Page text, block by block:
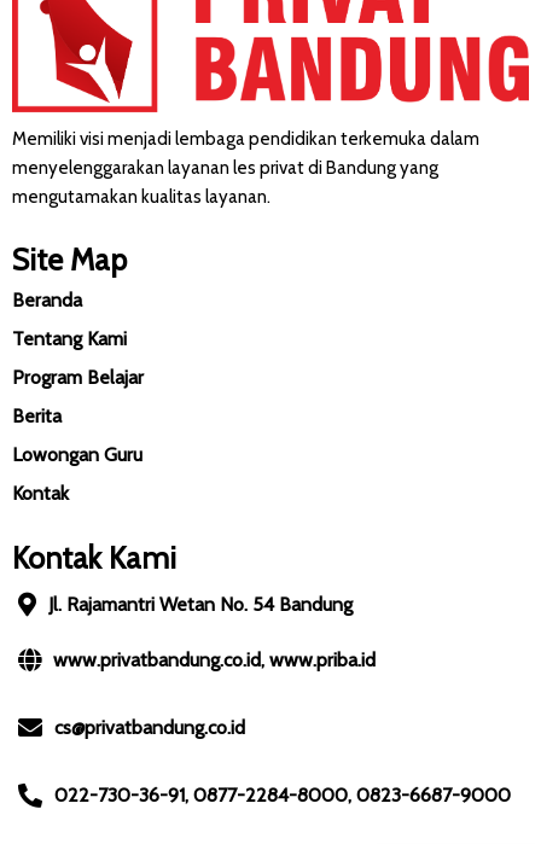
Memiliki visi menjadi lembaga pendidikan terkemuka dalam
menyelenggarakan layanan les privat di Bandung yang
mengutamakan kualitas layanan.
Site Map
Beranda
Tentang Kami
Program Belajar
Berita
Lowongan Guru
Kontak
Kontak Kami
Jl. Rajamantri Wetan No. 54 Bandung
www.privatbandung.co.id, www.priba.id
cs@privatbandung.co.id
022-730-36-91, 0877-2284-8000, 0823-6687-9000